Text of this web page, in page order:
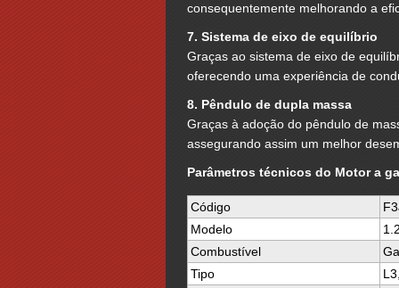
consequentemente melhorando a
7. Sistema de eixo de equilíbrio
Graças ao sistema de eixo de
oferecendo uma experiência de
8. Pêndulo de dupla massa
Graças à adoção do pêndulo de
assegurando assim um melhor
Parâmetros técnicos do Motor a
Código
Modelo
Combustível
Tipo